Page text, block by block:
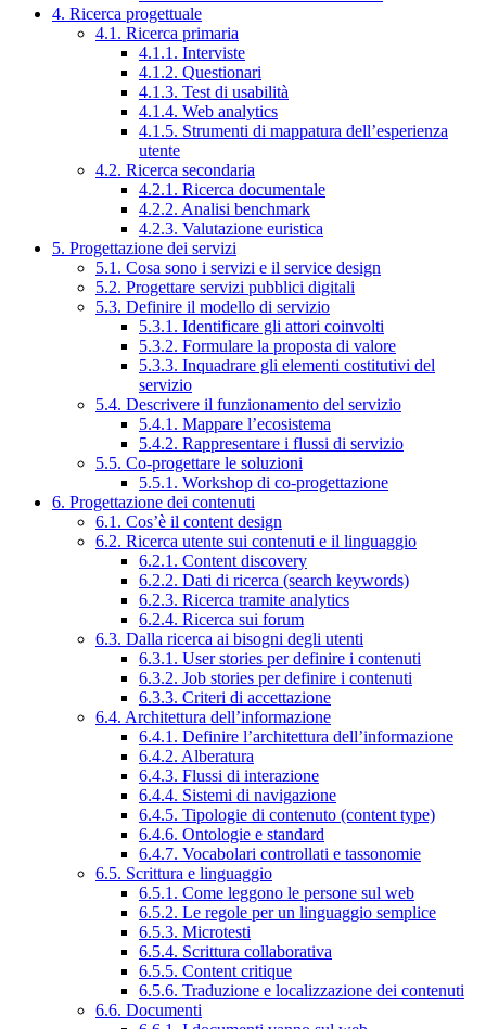
4. Ricerca progettuale
4.1. Ricerca primaria
4.1.1. Interviste
4.1.2. Questionari
4.1.3. Test di usabilità
4.1.4. Web analytics
4.1.5. Strumenti di mappatura dell’esperienza
utente
4.2. Ricerca secondaria
4.2.1. Ricerca documentale
4.2.2. Analisi benchmark
4.2.3. Valutazione euristica
5. Progettazione dei servizi
5.1. Cosa sono i servizi e il service design
5.2. Progettare servizi pubblici digitali
5.3. Definire il modello di servizio
5.3.1. Identificare gli attori coinvolti
5.3.2. Formulare la proposta di valore
5.3.3. Inquadrare gli elementi costitutivi del
servizio
5.4. Descrivere il funzionamento del servizio
5.4.1. Mappare l’ecosistema
5.4.2. Rappresentare i flussi di servizio
5.5. Co-progettare le soluzioni
5.5.1. Workshop di co-progettazione
6. Progettazione dei contenuti
6.1. Cos’è il content design
6.2. Ricerca utente sui contenuti e il linguaggio
6.2.1. Content discovery
6.2.2. Dati di ricerca (search keywords)
6.2.3. Ricerca tramite analytics
6.2.4. Ricerca sui forum
6.3. Dalla ricerca ai bisogni degli utenti
6.3.1. User stories per definire i contenuti
6.3.2. Job stories per definire i contenuti
6.3.3. Criteri di accettazione
6.4. Architettura dell’informazione
6.4.1. Definire l’architettura dell’informazione
6.4.2. Alberatura
6.4.3. Flussi di interazione
6.4.4. Sistemi di navigazione
6.4.5. Tipologie di contenuto (content type)
6.4.6. Ontologie e standard
6.4.7. Vocabolari controllati e tassonomie
6.5. Scrittura e linguaggio
6.5.1. Come leggono le persone sul web
6.5.2. Le regole per un linguaggio semplice
6.5.3. Microtesti
6.5.4. Scrittura collaborativa
6.5.5. Content critique
6.5.6. Traduzione e localizzazione dei contenuti
6.6. Documenti